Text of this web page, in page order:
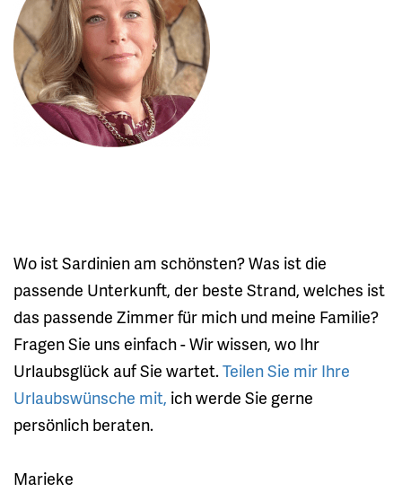
Wo ist Sardinien am schönsten? Was ist die
passende Unterkunft, der beste Strand, welches ist
das passende Zimmer für mich und meine Familie?
Fragen Sie uns einfach - Wir wissen, wo Ihr
Urlaubsglück auf Sie wartet.Teilen Sie mir Ihre
Urlaubswünsche mit, ich werde Sie gerne
persönlich beraten.
Marieke